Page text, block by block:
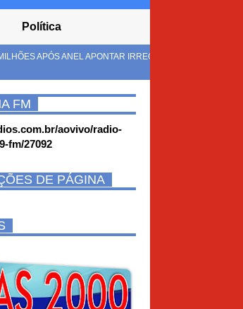
Política
CONTRA CONSUMIDORES
FM
aovivo/radio-
fm/27092
DE PÁGINA